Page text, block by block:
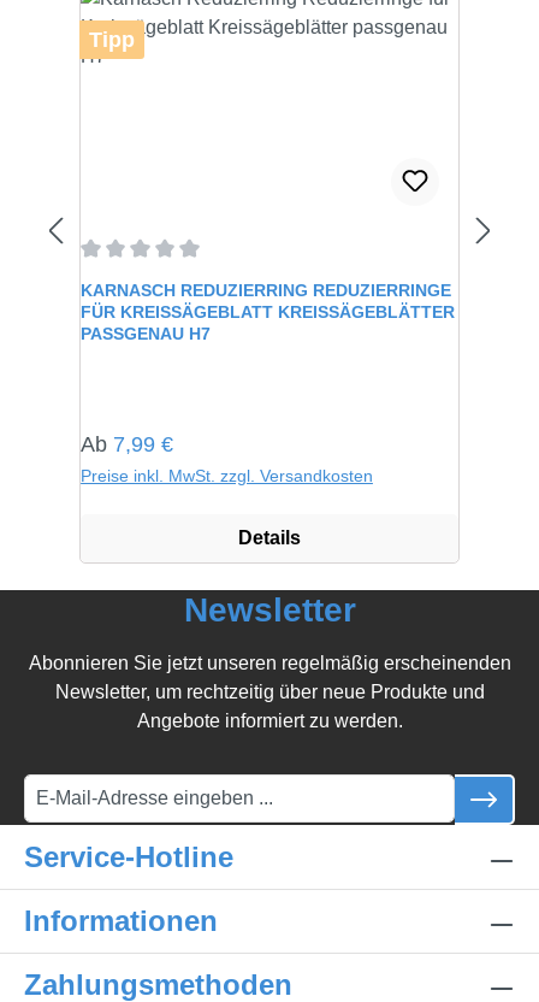
Tipp
KARNASCH REDUZIERRING REDUZIERRINGE
FÜR KREISSÄGEBLATT KREISSÄGEBLÄTTER
PASSGENAU H7
Regulärer Preis:
Ab 7,99 €
Preise inkl. MwSt. zzgl. Versandkosten
Details
Newsletter
Abonnieren Sie jetzt unseren regelmäßig erscheinenden
Newsletter, um rechtzeitig über neue Produkte und
Angebote informiert zu werden.
Service-Hotline
Informationen
Zahlungsmethoden